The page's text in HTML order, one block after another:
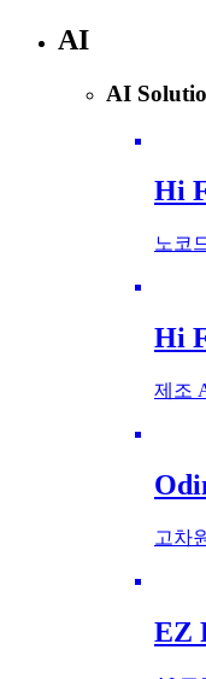
AI
AI
Hi
노코
Hi
제조
고차
EZ